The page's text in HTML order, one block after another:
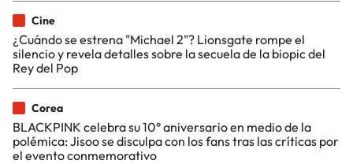
Cine
¿Cuándo se estrena "Michael 2"? Lionsgate rompe el
silencio y revela detalles sobre la secuela de la biopic del
Rey del Pop
Corea
BLACKPINK celebra su 10° aniversario en medio de la
polémica: Jisoo se disculpa con los fans tras las críticas por
el evento conmemorativo